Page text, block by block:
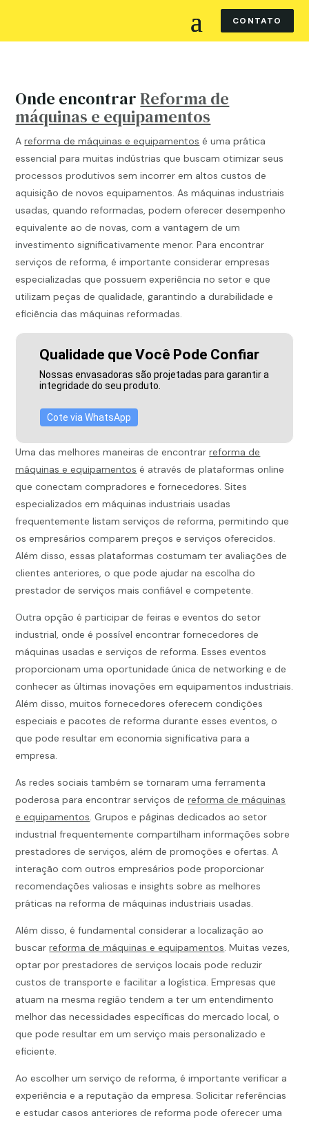
CONTATO
Onde encontrarReforma de
máquinas e equipamentos
Areforma de máquinas e equipamentos é uma prática
essencial para muitas indústrias que buscam otimizar seus
processos produtivos sem incorrer em altos custos de
aquisição de novos equipamentos. As máquinas industriais
usadas, quando reformadas, podem oferecer desempenho
equivalente ao de novas, com a vantagem de um
investimento significativamente menor. Para encontrar
serviços de reforma, é importante considerar empresas
especializadas que possuem experiência no setor e que
utilizam peças de qualidade, garantindo a durabilidade e
eficiência das máquinas reformadas.
Qualidade que Você Pode Confiar
Nossas envasadoras são projetadas para garantir a
integridade do seu produto.
Cote via WhatsApp
Uma das melhores maneiras de encontrarreforma de
máquinas e equipamentos é através de plataformas online
que conectam compradores e fornecedores. Sites
especializados em máquinas industriais usadas
frequentemente listam serviços de reforma, permitindo que
os empresários comparem preços e serviços oferecidos.
Além disso, essas plataformas costumam ter avaliações de
clientes anteriores, o que pode ajudar na escolha do
prestador de serviços mais confiável e competente.
Outra opção é participar de feiras e eventos do setor
industrial, onde é possível encontrar fornecedores de
máquinas usadas e serviços de reforma. Esses eventos
proporcionam uma oportunidade única de networking e de
conhecer as últimas inovações em equipamentos industriais.
Além disso, muitos fornecedores oferecem condições
especiais e pacotes de reforma durante esses eventos, o
que pode resultar em economia significativa para a
empresa.
As redes sociais também se tornaram uma ferramenta
poderosa para encontrar serviços dereforma de máquinas
e equipamentos. Grupos e páginas dedicados ao setor
industrial frequentemente compartilham informações sobre
prestadores de serviços, além de promoções e ofertas. A
interação com outros empresários pode proporcionar
recomendações valiosas e insights sobre as melhores
práticas na reforma de máquinas industriais usadas.
Além disso, é fundamental considerar a localização ao
buscarreforma de máquinas e equipamentos. Muitas vezes,
optar por prestadores de serviços locais pode reduzir
custos de transporte e facilitar a logística. Empresas que
atuam na mesma região tendem a ter um entendimento
melhor das necessidades específicas do mercado local, o
que pode resultar em um serviço mais personalizado e
eficiente.
Ao escolher um serviço de reforma, é importante verificar a
experiência e a reputação da empresa. Solicitar referências
e estudar casos anteriores de reforma pode oferecer uma